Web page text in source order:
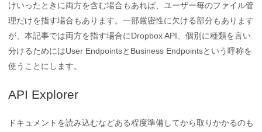
けいったときに両方を含む場合もあれば、ユーザー毎のファイル管
理だけを指す場合もあります。一部厳密性に欠ける部分もあります
が、本記事では両方を指す場合にDropbox API、個別に種類を言い
分けるためにはUser EndpointsとBusiness Endpointsという呼称を
使うことにします。
API Explorer
ドキュメントを読み込むなどある程度準備してから取りかかるのも